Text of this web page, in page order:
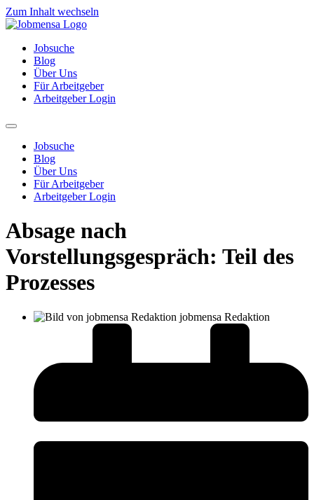
Zum Inhalt wechseln
Jobsuche
Blog
Über Uns
Für Arbeitgeber
Arbeitgeber Login
Jobsuche
Blog
Über Uns
Für Arbeitgeber
Arbeitgeber Login
Absage nach
Vorstellungsgespräch: Teil des
Prozesses
jobmensa Redaktion